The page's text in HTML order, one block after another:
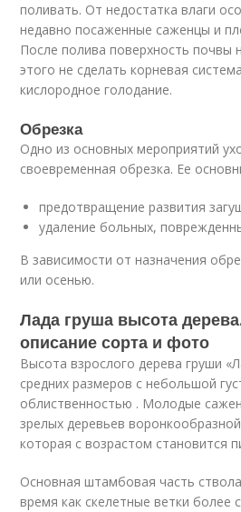
поливать. От недостатка влаги
недавно посаженные саженцы и
После полива поверхность почвы
этого не сделать корневая
кислородное голодание.
Обрезка
Одно из основных мероприятий
своевременная обрезка. Ее
предотвращение развития
удаление больных,
В зависимости от назначения
или осенью.
Лада груша высота
описание сорта и фото
Высота взрослого дерева груши
средних размеров с небольшой
облиственностью . Молодые
зрелых деревьев
которая с возрастом становится
Основная штамбовая часть
время как скелетные ветки более